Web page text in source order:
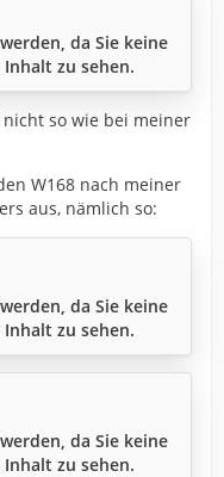
da Sie keine
zu sehen.
so wie bei meiner
W168 nach meiner
aus, nämlich so:
da Sie keine
zu sehen.
da Sie keine
zu sehen.